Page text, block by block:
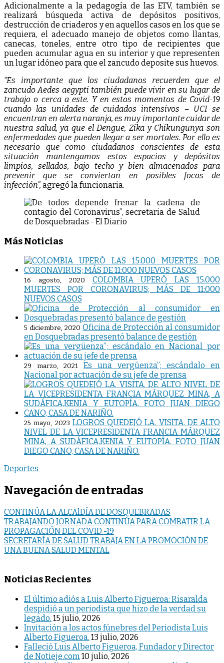
Adicionalmente a la pedagogía de las ETV, también se
realizará búsqueda activa de depósitos positivos,
destrucción de criaderos y en aquellos casos en los que se
requiera, el adecuado manejo de objetos como llantas,
canecas, toneles, entre otro tipo de recipientes que
pueden acumular agua en su interior y que representen
un lugar idóneo para que el zancudo deposite sus huevos.
“Es importante que los ciudadanos recuerden que el
zancudo Aedes aegypti también puede vivir en su lugar de
trabajo o cerca a este. Y en estos momentos de Covid-19
cuando las unidades de cuidados intensivos – UCI se
encuentran en alerta naranja, es muy importante cuidar de
nuestra salud, ya que el Dengue, Zika y Chikungunya son
enfermedades que pueden llegar a ser mortales. Por ello es
necesario que como ciudadanos conscientes de esta
situación mantengamos estos espacios y depósitos
limpios, sellados, bajo techo y bien almacenados para
prevenir que se conviertan en posibles focos de
infección”, agregó la funcionaria.
Más Noticias
16 agosto, 2020
COLOMBIA UPERÓ LAS 15.000
MUERTES POR CORONAVIRUS; MÁS DE 11:000
NUEVOS CASOS
5 diciembre, 2020 Oficina de Protección al consumidor
en Dosquebradas presentó balance de gestión
29 marzo, 2021
Es una vergüenza”; escándalo en
Nacional por actuación de su jefe de prensa
25 mayo, 2023 LOGROS QUEDEJÓ LA. VISITA. DE ALTO
NIVEL DE LA VICEPRESIDENTA FRANCIA MÁRQUEZ
MINA, A SUDÁFICA,KENIA Y EUTOPÍA. FOTO JUAN
DIEGO CANO, CASA DE NARIÑO.
Deportes
Navegación de entradas
CONTINÚA LA ALCAlDÍA DE DOSQUEBRADAS
TRABAJANDO JORNADA CONTINÚA PARA COMBATIR LA
PROPAGACIÓN DEL COVID -19
SECRETARÍA DE SALUD TRABAJA EN LA PROMOCIÓN DE
UNA BUENA SALUD MENTAL
Noticias Recientes
El último adiós a Luis Alberto Figueroa: Risaralda
despidió a un periodista que hizo de la verdad su
legado. 15 julio, 2026
Invitación a los actos fúnebres del Periodista Luis
Alberto Figueroa. 13 julio, 2026
Falleció Luis Alberto Figueroa, Fundador y Director
de Notieje.com 10 julio, 2026